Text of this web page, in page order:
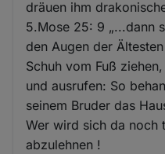
dräuen ihm
5.Mose 25: 9 „...dann
den Augen der
Schuh vom Fuß
und ausrufen: So
seinem Bruder das
Wer wird sich da noch
abzulehnen !